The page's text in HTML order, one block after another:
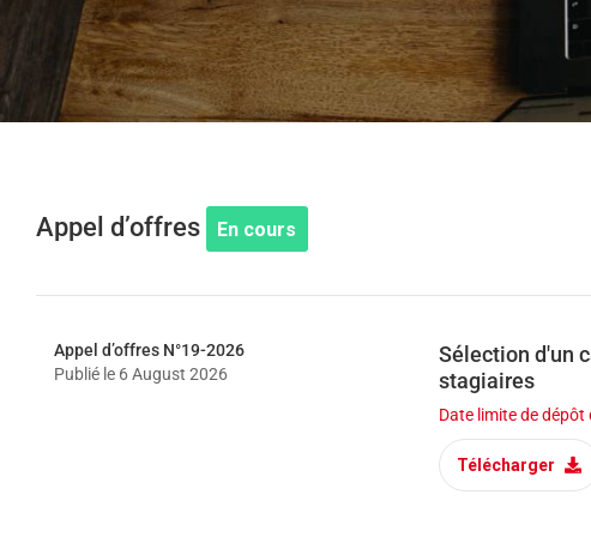
and
interact
with
the
Appel d’offres En cours
Appel d’offres N°19-2026
Publié le 6 August 2026
Sélection d'un
stagiaires
Date limite de dépôt
Télécharger